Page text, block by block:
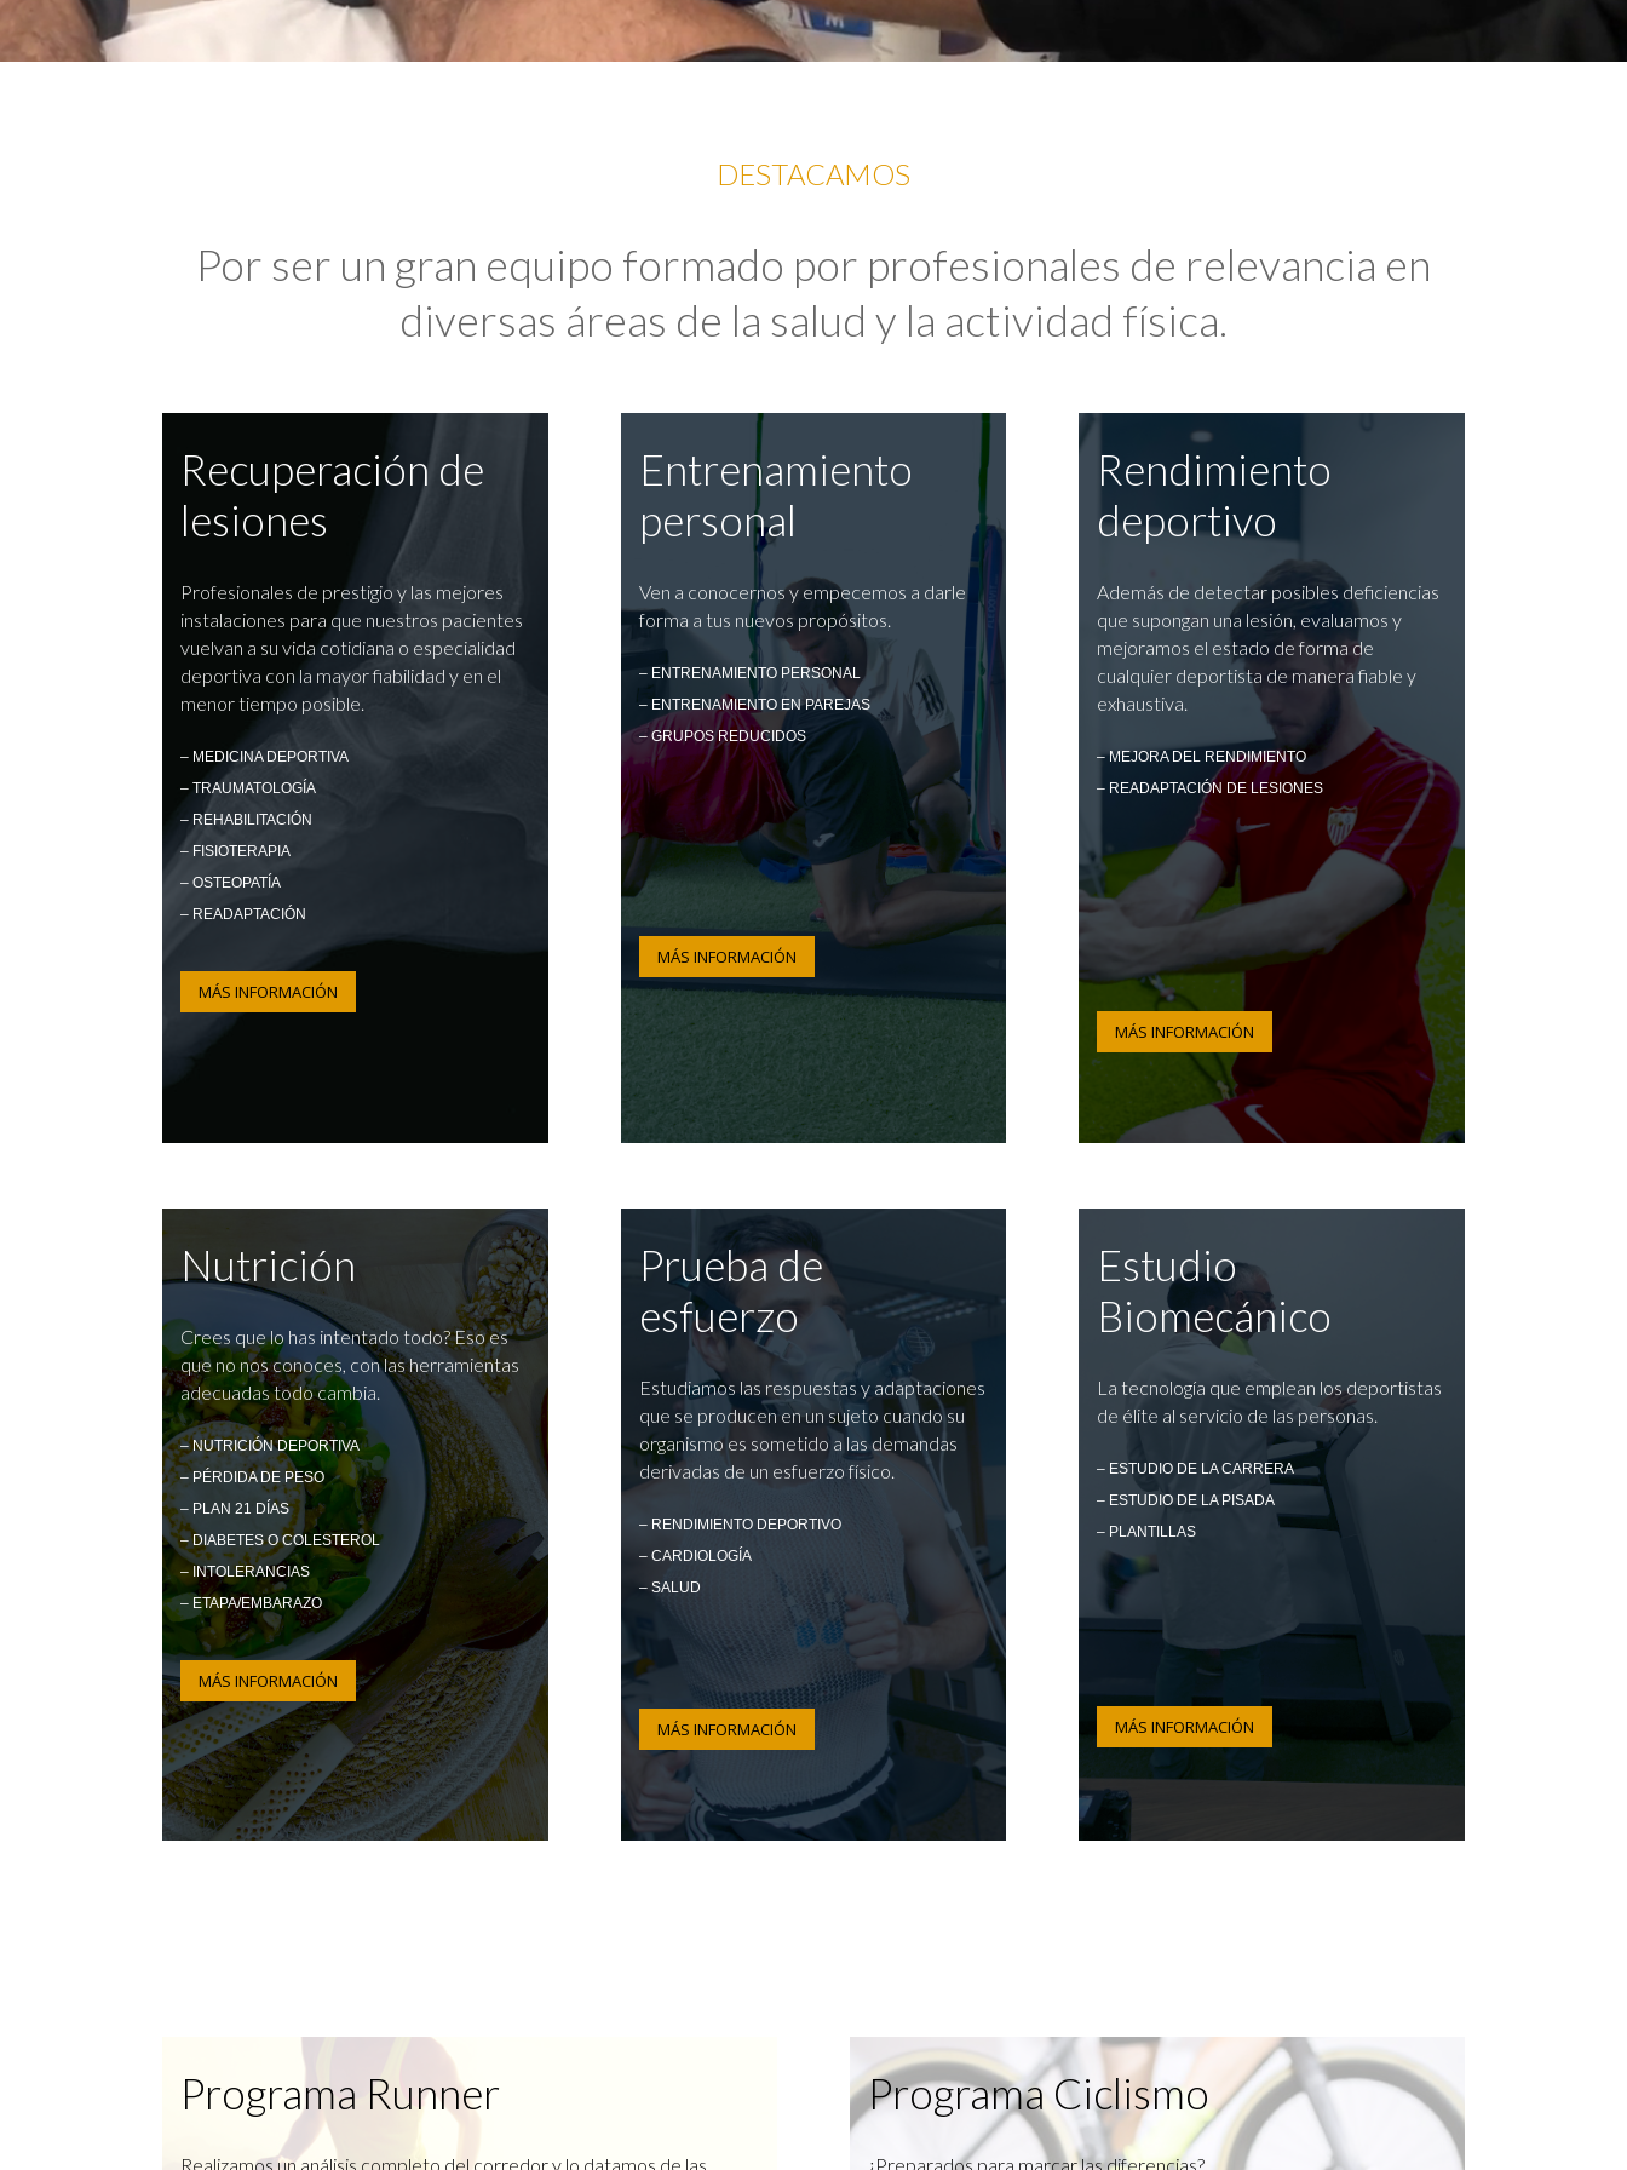
DESTACAMOS
Por ser un gran equipo formado por profesionales de relevancia en
diversas áreas de la salud y la actividad física.
Recuperación de
lesiones
Profesionales de prestigio y las mejores
instalaciones para que nuestros pacientes
vuelvan a su vida cotidiana o especialidad
deportiva con la mayor fiabilidad y en el
menor tiempo posible.
– MEDICINA DEPORTIVA
– TRAUMATOLOGÍA
– REHABILITACIÓN
– FISIOTERAPIA
– OSTEOPATÍA
– READAPTACIÓN
MÁS INFORMACIÓN
Entrenamiento
personal
Ven a conocernos y empecemos a darle
forma a tus nuevos propósitos.
– ENTRENAMIENTO PERSONAL
– ENTRENAMIENTO EN PAREJAS
– GRUPOS REDUCIDOS
MÁS INFORMACIÓN
Rendimiento
deportivo
Además de detectar posibles deficiencias
que supongan una lesión, evaluamos y
mejoramos el estado de forma de
cualquier deportista de manera fiable y
exhaustiva.
– MEJORA DEL RENDIMIENTO
– READAPTACIÓN DE LESIONES
MÁS INFORMACIÓN
Nutrición
Crees que lo has intentado todo? Eso es
que no nos conoces, con las herramientas
adecuadas todo cambia.
– NUTRICIÓN DEPORTIVA
– PÉRDIDA DE PESO
– PLAN 21 DÍAS
– DIABETES O COLESTEROL
– INTOLERANCIAS
– ETAPA/EMBARAZO
MÁS INFORMACIÓN
Prueba de
esfuerzo
Estudiamos las respuestas y adaptaciones
que se producen en un sujeto cuando su
organismo es sometido a las demandas
derivadas de un esfuerzo físico.
– RENDIMIENTO DEPORTIVO
– CARDIOLOGÍA
– SALUD
MÁS INFORMACIÓN
Estudio
Biomecánico
La tecnología que emplean los deportistas
de élite al servicio de las personas.
– ESTUDIO DE LA CARRERA
– ESTUDIO DE LA PISADA
– PLANTILLAS
MÁS INFORMACIÓN
Programa Runner
Realizamos un análisis completo del corredor y lo datamos de las
Programa Ciclismo
¿Preparados para marcar las diferencias?